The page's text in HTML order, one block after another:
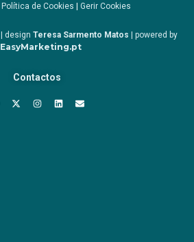
Política de Cookies | Gerir Cookies
| design Teresa Sarmento Matos | powered by
EasyMarketing.pt
Contactos